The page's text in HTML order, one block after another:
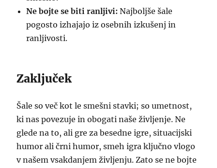
Ne bojte se biti ranljivi: Najboljše šale
pogosto izhajajo iz osebnih izkušenj in
ranljivosti.
Zaključek
Šale so več kot le smešni stavki; so umetnost,
ki nas povezuje in obogati naše življenje. Ne
glede na to, ali gre za besedne igre, situacijski
humor ali črni humor, smeh igra ključno vlogo
v našem vsakdanjem življenju. Zato se ne bojte